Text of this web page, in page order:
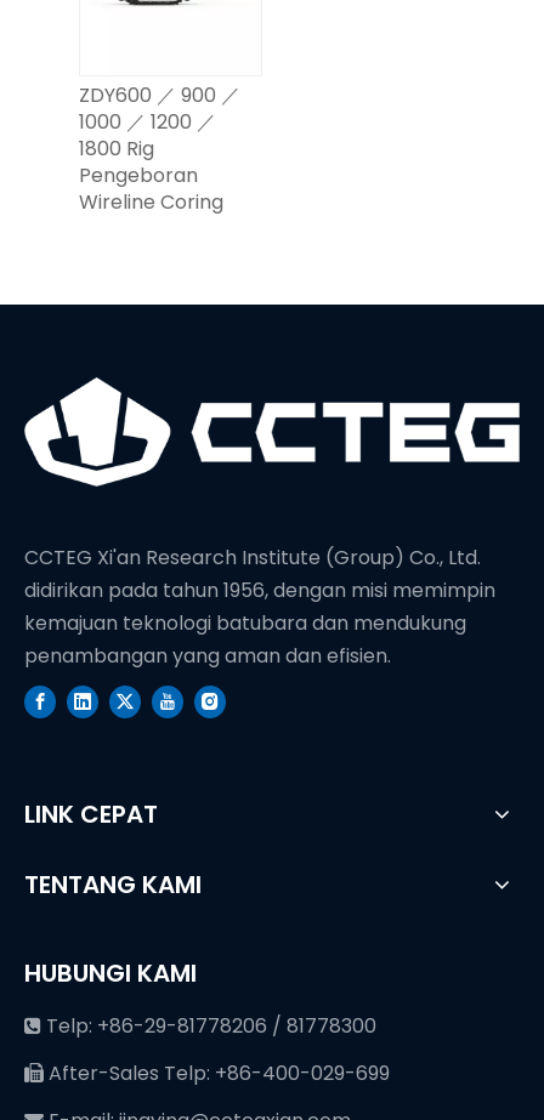
ZDY600 ／ 900 ／
1000 ／ 1200 ／
1800 Rig
Pengeboran
Wireline Coring
CCTEG Xi'an Research Institute (Group) Co., Ltd.
didirikan pada tahun 1956, dengan misi memimpin
kemajuan teknologi batubara dan mendukung
penambangan yang aman dan efisien.
LINK CEPAT
TENTANG KAMI
HUBUNGI KAMI
 Telp: +86-29-81778206 / 81778300
 After-Sales Telp: +86-400-029-699